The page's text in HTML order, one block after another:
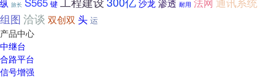
纵 旅长 键 沙龙 渗透 耐用
组图 洽谈 双创双 头 运
产品中心
中继台
合路平台
信号增强